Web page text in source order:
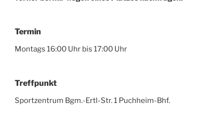
Termin
Montags 16:00 Uhr bis 17:00 Uhr
Treffpunkt
Sportzentrum Bgm.-Ertl-Str. 1 Puchheim-Bhf.